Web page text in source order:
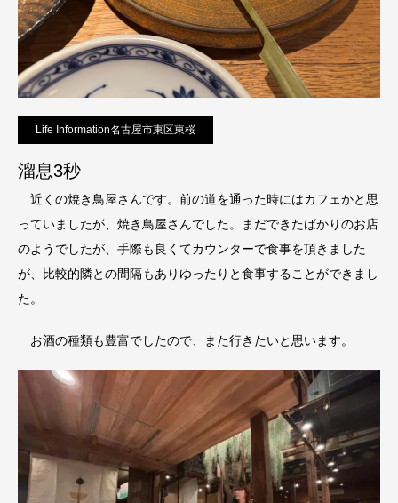
Life Information名古屋市東区東桜
溜息3秒
近くの焼き鳥屋さんです。前の道を通った時にはカフェかと思
っていましたが、焼き鳥屋さんでした。まだできたばかりのお店
のようでしたが、手際も良くてカウンターで食事を頂きました
が、比較的隣との間隔もありゆったりと食事することができまし
た。
お酒の種類も豊富でしたので、また行きたいと思います。